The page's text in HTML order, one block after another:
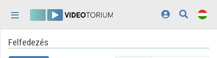
Kezdőlap
Felfedezés